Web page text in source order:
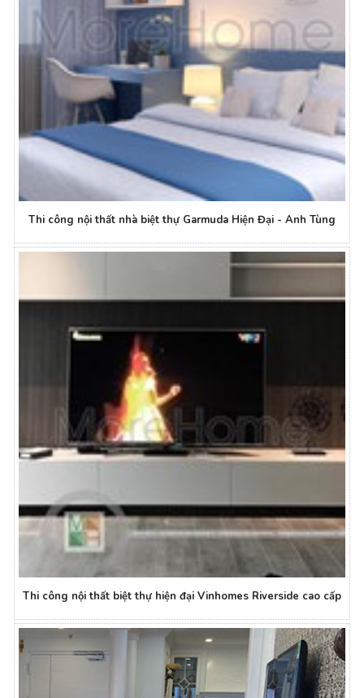
Thi công nội thất nhà biệt thự Garmuda Hiện Đại - Anh Tùng
Thi công nội thất biệt thự hiện đại Vinhomes Riverside cao cấp